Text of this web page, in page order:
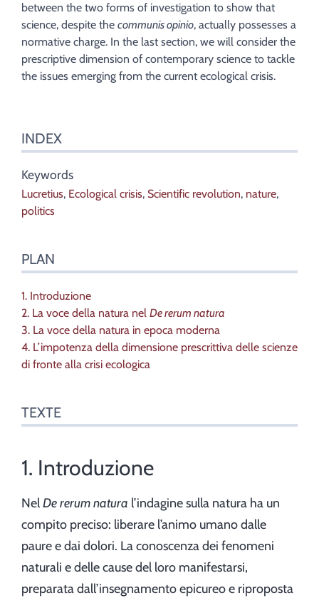
between the two forms of investigation to show that
science, despite the communis opinio, actually possesses a
normative charge. In the last section, we will consider the
prescriptive dimension of contemporary science to tackle
the issues emerging from the current ecological crisis.
INDEX
Keywords
Lucretius, Ecological crisis, Scientific revolution, nature,
politics
PLAN
1. Introduzione
2. La voce della natura nel De rerum natura
3. La voce della natura in epoca moderna
4. L’impotenza della dimensione prescrittiva delle scienze
di fronte alla crisi ecologica
TEXTE
1. Introduzione
NelDe rerum natura l’indagine sulla natura ha un
compito preciso: liberare l’animo umano dalle
paure e dai dolori. La conoscenza dei fenomeni
naturali e delle cause del loro manifestarsi,
preparata dall’insegnamento epicureo e riproposta